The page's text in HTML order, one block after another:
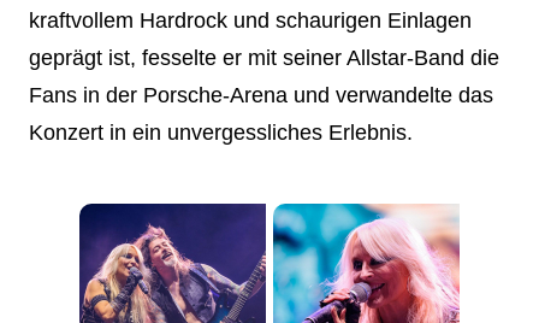
kraftvollem Hardrock und schaurigen Einlagen
geprägt ist, fesselte er mit seiner Allstar-Band die
Fans in der Porsche-Arena und verwandelte das
Konzert in ein unvergessliches Erlebnis.